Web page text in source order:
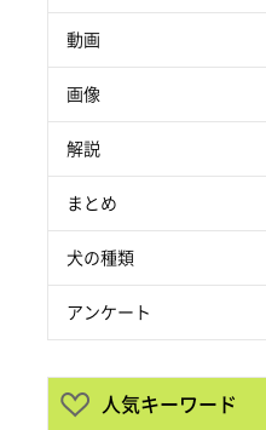
動画
画像
解説
まとめ
犬の種類
アンケート
人気キーワード